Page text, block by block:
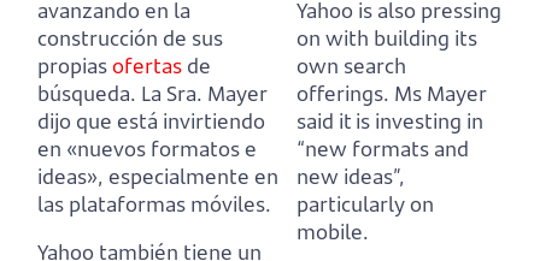
avanzando en la
construcción de sus
propiasofertas de
búsqueda. La Sra. Mayer
dijo que está invirtiendo
en «nuevos formatos e
ideas», especialmente en
las plataformas móviles.
Yahoo también tiene un
Yahoo is also pressing
on with building its
own search
offerings. Ms Mayer
said it is investing in
“new formats and
new ideas”,
particularly on
mobile.